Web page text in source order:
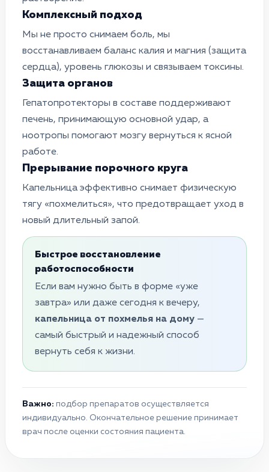
Комплексный подход
Мы не просто снимаем боль, мы
восстанавливаем баланс калия и магния (защита
сердца), уровень глюкозы и связываем токсины.
Защита органов
Гепатопротекторы в составе поддерживают
печень, принимающую основной удар, а
ноотропы помогают мозгу вернуться к ясной
работе.
Прерывание порочного круга
Капельница эффективно снимает физическую
тягу «похмелиться», что предотвращает уход в
новый длительный запой.
Быстрое восстановление
работоспособности
Если вам нужно быть в форме «уже
завтра» или даже сегодня к вечеру,
капельница от похмелья на дому —
самый быстрый и надежный способ
вернуть себя к жизни.
Важно: подбор препаратов осуществляется
индивидуально. Окончательное решение принимает
врач после оценки состояния пациента.